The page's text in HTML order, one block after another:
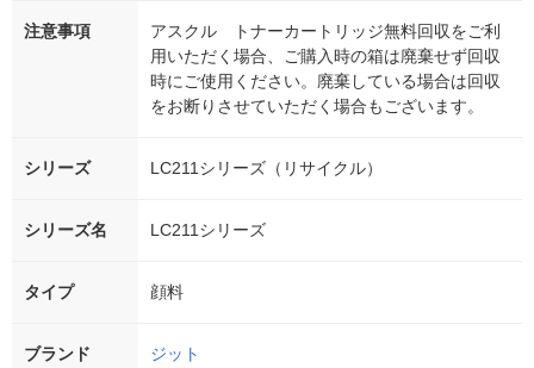
注意事項
アスクル トナーカートリッジ無料回収をご利
用いただく場合、ご購入時の箱は廃棄せず回収
時にご使用ください。廃棄している場合は回収
をお断りさせていただく場合もございます。
シリーズ LC211シリーズ（リサイクル）
シリーズ名 LC211シリーズ
タイプ 顔料
ブランド ジット